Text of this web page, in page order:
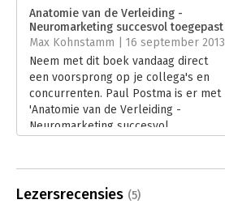
Verschijningsdatum:
1-9-2021
Hoofdrubriek: Marketing
Anatomie van de Verleiding -
Neuromarketing succesvol toegepast
Max Kohnstamm | 16 september 2013
Neem met dit boek vandaag direct
een voorsprong op je collega's en
concurrenten. Paul Postma is er met
'Anatomie van de Verleiding -
Neuromarketing succesvol
Lezersrecensies (5)